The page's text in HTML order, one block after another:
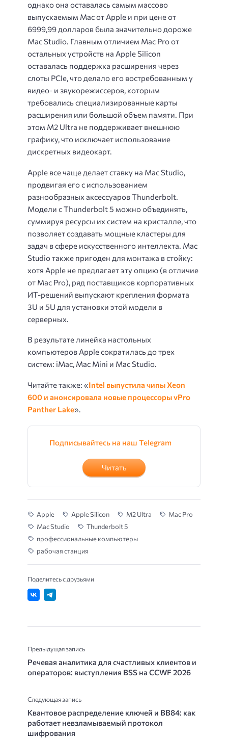
однако она оставалась самым массово
выпускаемым Mac от Apple и при цене от
6999,99 долларов была значительно дороже
Mac Studio. Главным отличием Mac Pro от
остальных устройств на Apple Silicon
оставалась поддержка расширения через
слоты PCIe, что делало его востребованным у
видео- и звукорежиссеров, которым
требовались специализированные карты
расширения или большой объем памяти. При
этом M2 Ultra не поддерживает внешнюю
графику, что исключает использование
дискретных видеокарт.
Apple все чаще делает ставку на Mac Studio,
продвигая его с использованием
разнообразных аксессуаров Thunderbolt.
Модели с Thunderbolt 5 можно объединять,
суммируя ресурсы их систем на кристалле, что
позволяет создавать мощные кластеры для
задач в сфере искусственного интеллекта. Mac
Studio также пригоден для монтажа в стойку:
хотя Apple не предлагает эту опцию (в отличие
от Mac Pro), ряд поставщиков корпоративных
ИТ-решений выпускают крепления формата
3U и 5U для установки этой модели в
серверных.
В результате линейка настольных
компьютеров Apple сократилась до трех
систем: iMac, Mac Mini и Mac Studio.
Читайте также: «Intel выпустила чипы Xeon
600 и анонсировала новые процессоры vPro
Panther Lake».
Подписывайтесь на наш Telegram
Читать
Apple Apple Silicon M2 Ultra
Mac Pro
Mac Studio
Thunderbolt 5
профессиональные компьютеры
рабочая станция
Поделитесь с друзьями
Предыдущая запись
Речевая аналитика для счастливых клиентов и
операторов: выступления BSS на CCWF 2026
Следующая запись
Квантовое распределение ключей и BB84: как
работает невзламываемый протокол
шифрования